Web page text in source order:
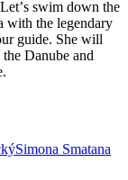
’s swim down the
with the legendary
guide. She will
Danube and
Simona Smatana